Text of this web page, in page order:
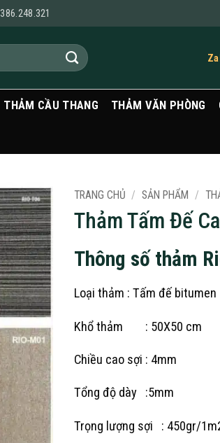
THẢM CẦU THANG THẢM VĂN PHÒNG
TRANG CHỦ / SẢN PHẨM /
Thảm Tấm Đế
Thông số thảm
Loại thảm : Tấm đế bitumen
Khổ thảm : 50X50 cm
Chiều cao sợi : 4mm
Tổng độ dày :5mm
Trọng lượng sợi : 450gr/